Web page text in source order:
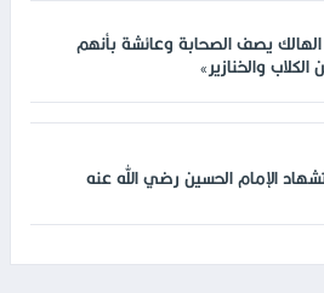
يصف الصحابة وعائشة بأنهم
والخنازير»
الإمام الحسين رضي الله عنه